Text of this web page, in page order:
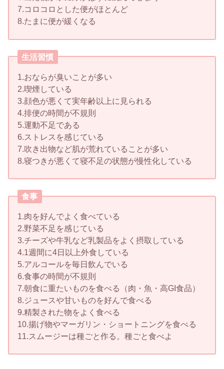
7.コロコロとした便がほとんど
8.たまに便が緩くなる
生活習慣
1.おならが臭いことが多い
2.喫煙している
3.顔色が悪くて実年齢以上に見られる
4.排便の時間が不規則
5.運動不足である
6.ストレスを感じている
7.吹き出物など肌が荒れていることが多い
8.寝つきが悪くて寝不足の状態が慢性化している
食事
1.肉を好んでよく食べている
2.野菜不足を感じている
3.チーズや牛乳など乳製品をよく摂取している
4.1週間に4日以上外食している
5.アルコールを毎日飲んでいる
6.食事の時間が不規則
7.朝食に重たいものを食べる（肉・魚・高GI食品）
8.ジュースや甘いものを好んで食べる
9.精製された物をよく食べる
10.揚げ物やマーガリン・ショートニングを食べる
11.スムージーは種ごと作る。種ごと食べよ